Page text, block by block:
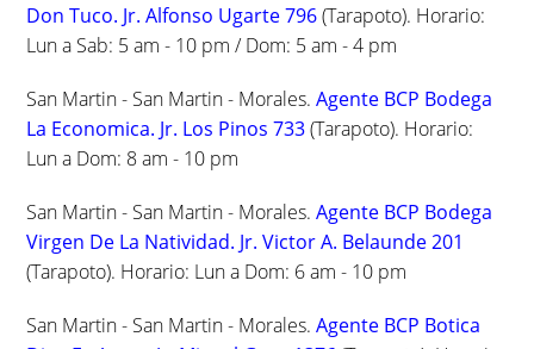
Don Tuco. Jr. Alfonso Ugarte 796(Tarapoto). Horario:
Lun a Sab: 5 am - 10 pm / Dom: 5 am - 4 pm
San Martin - San Martin - Morales.Agente BCP Bodega
La Economica. Jr. Los Pinos 733(Tarapoto). Horario:
Lun a Dom: 8 am - 10 pm
San Martin - San Martin - Morales.Agente BCP Bodega
Virgen De La Natividad. Jr. Victor A. Belaunde 201
(Tarapoto). Horario: Lun a Dom: 6 am - 10 pm
San Martin - San Martin - Morales.Agente BCP Botica